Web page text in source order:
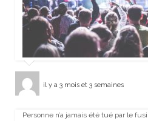
il y a 3 mois et 3 semaines
Personne n’a jamais été tué par le